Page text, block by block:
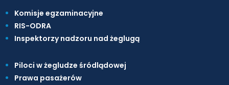
Komisje egzaminacyjne
RIS-ODRA
Inspektorzy nadzoru nad żeglugą
Piloci w żegludze śródlądowej
Prawa pasażerów